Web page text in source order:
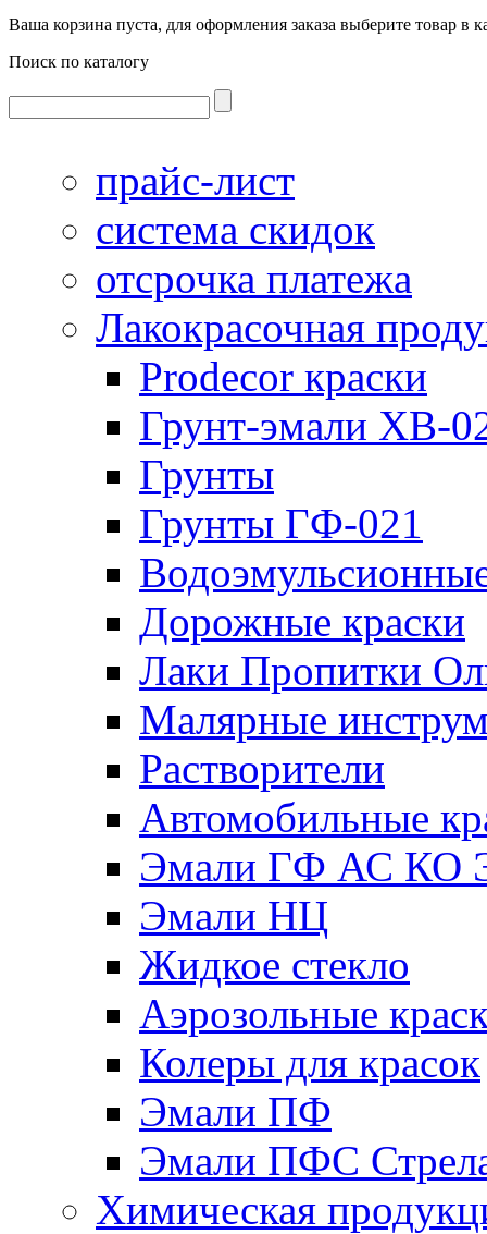
Ваша корзина пуста, для оформления заказа выберите товар в
Поиск по каталогу
прайс-лист
система скидок
отсрочка платежа
Лакокрасочная
Prodecor краски
Грунт-эмали ХВ-
Грунты
Грунты ГФ-021
Дорожные краски
Лаки Пропитки
Малярные
Растворители
Автомобильные
Эмали ГФ АС КО
Эмали НЦ
Жидкое стекло
Аэрозольные
Колеры для красок
Эмали ПФ
Эмали ПФС
Химическая